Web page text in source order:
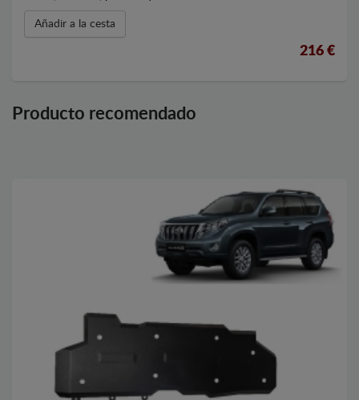
Añadir a la cesta
216 €
Producto recomendado